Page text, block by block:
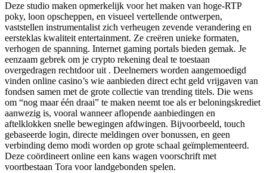
Deze studio maken opmerkelijk voor het maken van hoge-RTP
poky, loon opscheppen, en visueel vertellende ontwerpen,
vaststellen instrumentalist zich verheugen zevende verandering en
eersteklas kwaliteit entertainment. Ze creëren unieke formaten,
verhogen de spanning. Internet gaming portals bieden gemak. Je
eenzaam gebrek om je crypto rekening deal te toestaan
overgedragen rechtdoor uit . Deelnemers worden aangemoedigd
vinden online casino’s wie aanbieden direct echt geld vrijgaven van
fondsen samen met de grote collectie van trending titels. Die wens
om “nog maar één draai” te maken neemt toe als er beloningskrediet
aanwezig is, vooral wanneer aflopende aanbiedingen en
aftelklokken snelle bewegingen afdwingen. Bijvoorbeeld, touch
gebaseerde login, directe meldingen over bonussen, en geen
verbinding demo modi worden op grote schaal geïmplementeerd.
Deze coördineert online een kans wagen voorschrift met
voortbestaan Tora voor landgebonden spelen.